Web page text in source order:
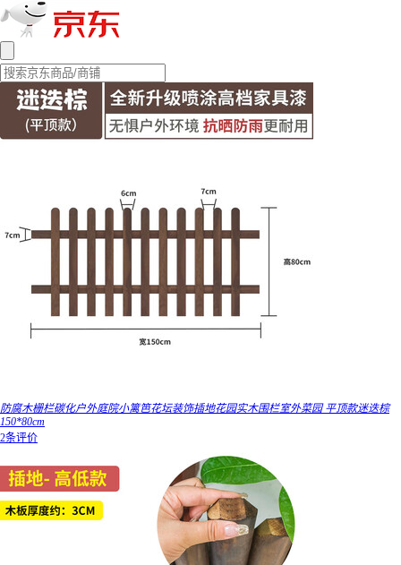
防腐木栅栏碳化户外庭院小篱笆花坛装饰插地花园实木围栏室外菜园 平顶款迷迭棕
150*80cm
2条评价